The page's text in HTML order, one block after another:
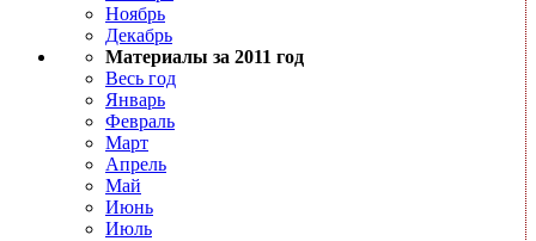
Ноябрь
Декабрь
Материалы за 2011 год
Весь год
Январь
Февраль
Март
Апрель
Май
Июнь
Июль